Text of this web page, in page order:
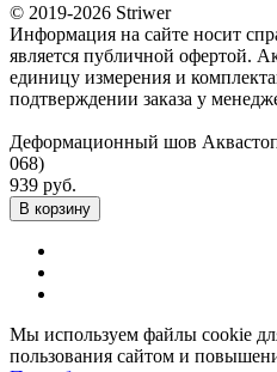
© 2019-2026 Striwer
Информация на сайте носит
является публичной офертой.
единицу измерения и
подтверждении заказа у
Деформационный шов
068)
939 руб.
В корзину
Мы используем файлы cookie
пользования сайтом и